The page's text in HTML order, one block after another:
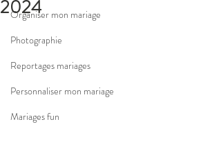
Organiser mon mariage
Photographie
Reportages mariages
Personnaliser mon mariage
Mariages fun
2024